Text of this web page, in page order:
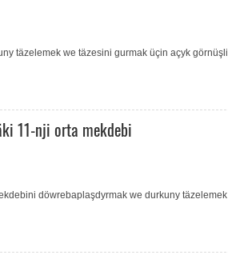
täzelemek we täzesini gurmak üçin açyk görnüşli
11-nji orta mekdebi
döwrebaplaşdyrmak we durkuny täzelemek